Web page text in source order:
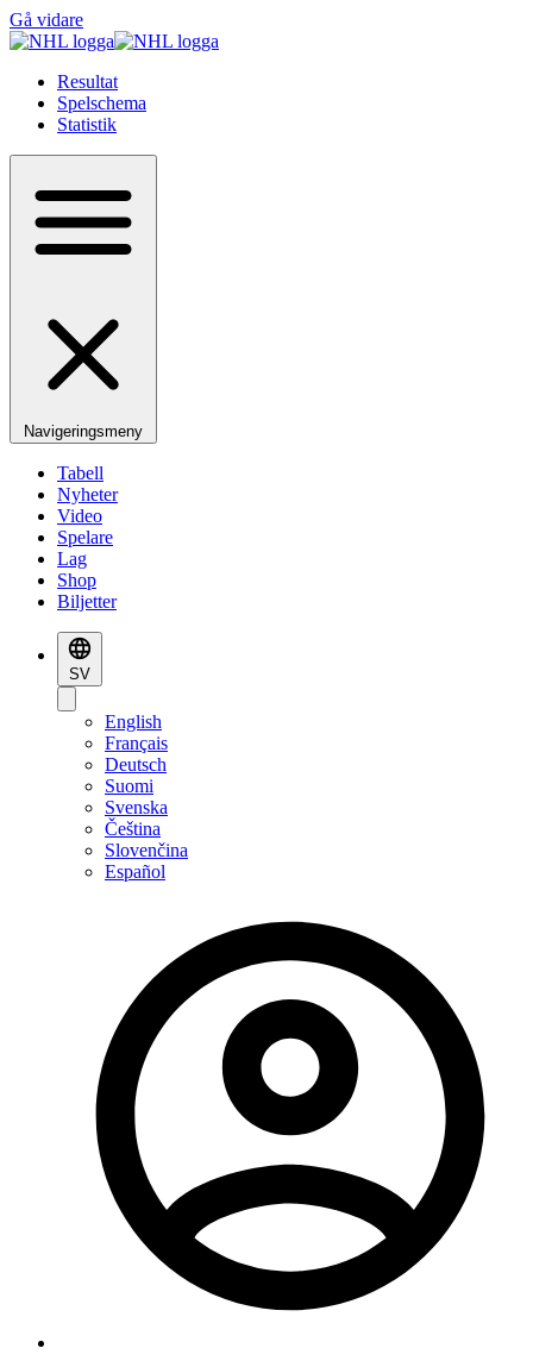
Gå vidare
Resultat
Spelschema
Statistik
Navigeringsmeny
Tabell
Nyheter
Video
Spelare
Lag
Shop
Biljetter
SV
English
Français
Deutsch
Suomi
Svenska
Čeština
Slovenčina
Español